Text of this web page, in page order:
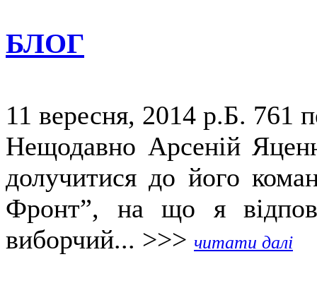
БЛОГ
11 вересня, 2014 р.Б. 761
Нещодавно Арсеній
долучитися до його
Фронт”, на що я
виборчий... >>> читати далі